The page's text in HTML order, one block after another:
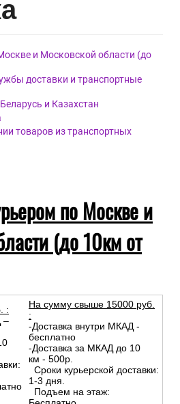
и Московской области (до
доставки и транспортные
и Казахстан
товаров из транспортных
по Москве и
(до 10км от
:
–
На сумму свыше 15000 руб.
:
-Доставка внутри МКАД -
бесплатно
-Доставка за МКАД до 10
км - 500р.
Сроки курьерской доставки:
1-3 дня.
Подъем на этаж: